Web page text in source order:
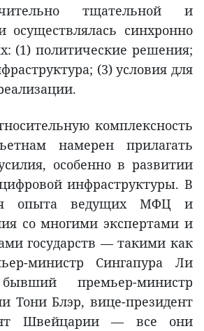
тщательной и
осуществлялась синхронно
(1) политические решения;
(3) условия для
комплексность
намерен прилагать
особенно в развитии
инфраструктуры. В
опыта ведущих МФЦ и
со многими экспертами и
государств — такими как
министр Сингапура Ли
премьер-министр
Тони Блэр, вице-президент
Швейцарии — все они